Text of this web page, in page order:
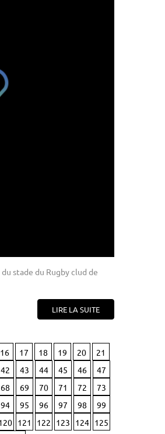
stade du Rugby clud de
LIRE LA SUITE
16 17 18 19 20
21
42 43 44 45 46
47
68 69 70 71 72
73
94 95 96 97 98
99
121 122 123 124 125